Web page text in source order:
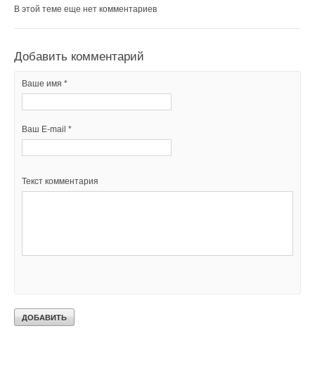
В этой теме еще нет комментариев
Добавить комментарий
Ваше имя *
Ваш E-mail *
Текст комментария